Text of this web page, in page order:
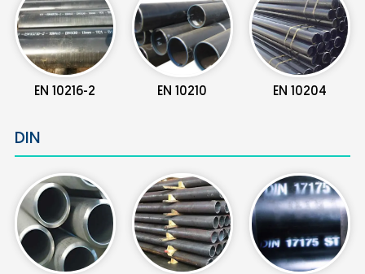
EN 10216-2 EN 10210 EN 10204
DIN